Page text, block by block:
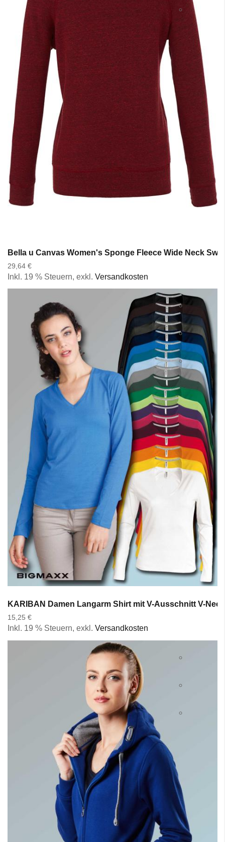
Bella u Canvas Women's Sponge Fleece Wide Neck
29,64 €
Inkl. 19 % Steuern, exkl. Versandkosten
KARIBAN Damen Langarm Shirt mit V-Ausschnitt V-
15,25 €
Inkl. 19 % Steuern, exkl. Versandkosten